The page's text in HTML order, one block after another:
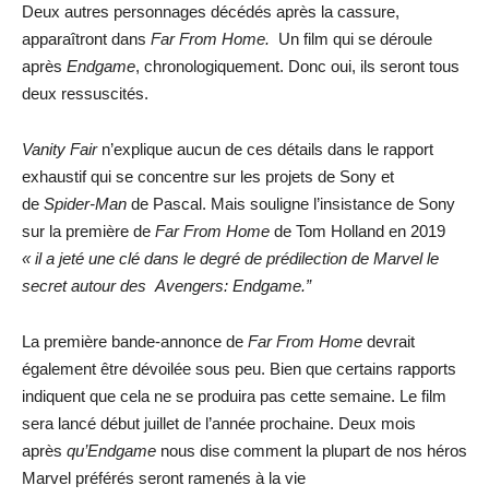
Deux autres personnages décédés après la cassure,
apparaîtront dans Far From Home. Un film qui se déroule
après Endgame, chronologiquement. Donc oui, ils seront tous
deux ressuscités.
Vanity Fairn’explique aucun de ces détails dans le rapport
exhaustif qui se concentre sur les projets de Sony et
de Spider-Man de Pascal. Mais souligne l’insistance de Sony
sur la première de Far From Home de Tom Holland en 2019
« il a jeté une clé dans le degré de prédilection de Marvel le
secret autour des Avengers: Endgame.”
La première bande-annonce de Far From Home devrait
également être dévoilée sous peu. Bien que certains rapports
indiquent que cela ne se produira pas cette semaine. Le film
sera lancé début juillet de l’année prochaine. Deux mois
après qu’Endgame nous dise comment la plupart de nos héros
Marvel préférés seront ramenés à la vie